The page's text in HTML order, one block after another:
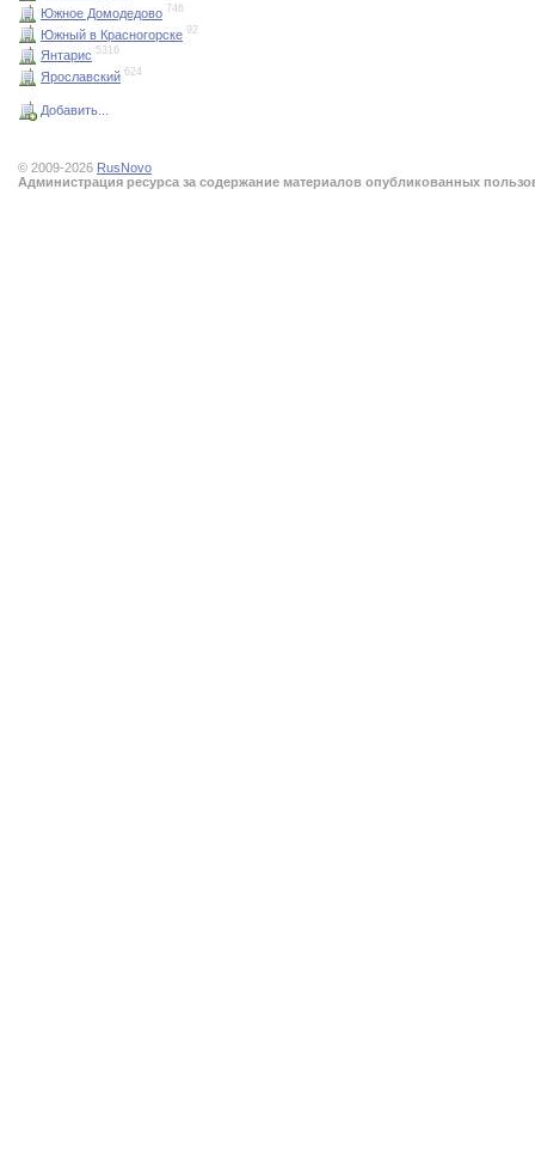
Южное Домодедово 746
Южный в Красногорске 92
Янтарис 5316
Ярославский 624
Добавить...
© 2009-2026 RusNovo
Администрация ресурса за содержание материалов опубликованных